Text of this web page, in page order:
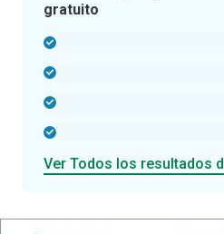
gratuito
Ver Todos los resultados